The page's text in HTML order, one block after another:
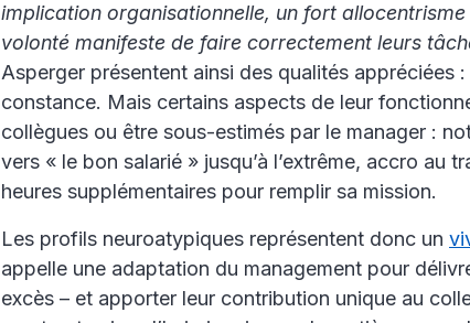
implication organisationnelle, un fort
volonté manifeste de faire correctement leurs
Asperger présentent ainsi des qualités appréciées
constance. Mais certains aspects de leur
collègues ou être sous-estimés par le manager :
vers « le bon salarié » jusqu’à l’extrême, accro au
heures supplémentaires pour remplir sa mission.
Les profils neuroatypiques représentent donc un
appelle une adaptation du management pour
excès – et apporter leur contribution unique au